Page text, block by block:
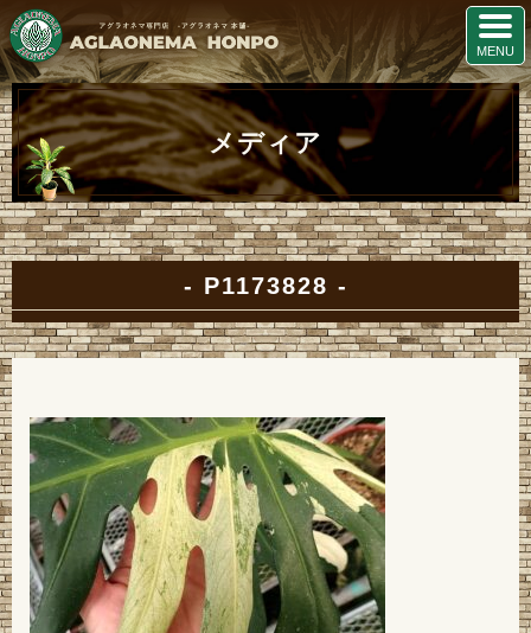
メディア
P1173828